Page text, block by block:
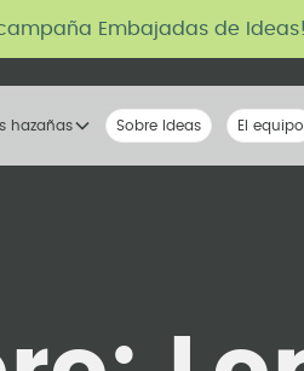
Embajadas de Ideas!
hazañas Nuestra voz
Sobre Ideas La tribu
El equipo